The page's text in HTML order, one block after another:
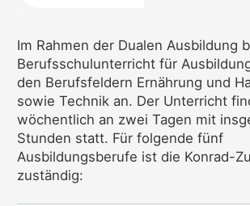
Im Rahmen der Dualen Ausbildung
Berufsschulunterricht für
den Berufsfeldern Ernährung und
sowie Technik an. Der Unterricht
wöchentlich an zwei Tagen mit
Stunden statt. Für folgende fünf
Ausbildungsberufe ist die Konrad-
zuständig: